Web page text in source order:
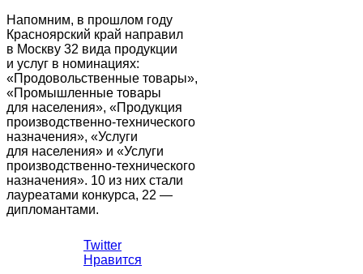
Напомним, в прошлом году
Красноярский край направил
в Москву 32 вида продукции
и услуг в номинациях:
«Продовольственные товары»,
«Промышленные товары
для населения», «Продукция
производственно-технического
назначения», «Услуги
для населения» и «Услуги
производственно-технического
назначения». 10 из них стали
лауреатами конкурса, 22 —
дипломантами.
Twitter
Нравится